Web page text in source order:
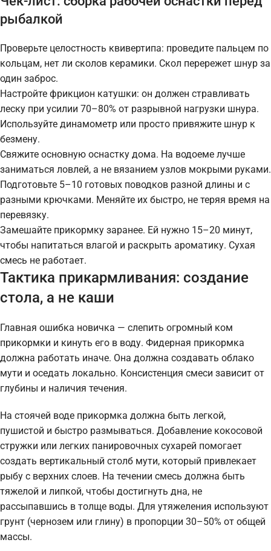
рыбалкой
Проверьте целостность квивертипа: проведите пальцем по
кольцам, нет ли сколов керамики. Скол перережет шнур за
один заброс.
Настройте фрикцион катушки: он должен стравливать
леску при усилии 70–80% от разрывной нагрузки шнура.
Используйте динамометр или просто привяжите шнур к
безмену.
Свяжите основную оснастку дома. На водоеме лучше
заниматься ловлей, а не вязанием узлов мокрыми руками.
Подготовьте 5–10 готовых поводков разной длины и с
разными крючками. Меняйте их быстро, не теряя время на
перевязку.
Замешайте прикормку заранее. Ей нужно 15–20 минут,
чтобы напитаться влагой и раскрыть ароматику. Сухая
смесь не работает.
Тактика прикармливания: создание
стола, а не каши
Главная ошибка новичка — слепить огромный ком
прикормки и кинуть его в воду. Фидерная прикормка
должна работать иначе. Она должна создавать облако
мути и оседать локально. Консистенция смеси зависит от
глубины и наличия течения.
На стоячей воде прикормка должна быть легкой,
пушистой и быстро размываться. Добавление кокосовой
стружки или легких панировочных сухарей помогает
создать вертикальный столб мути, который привлекает
рыбу с верхних слоев. На течении смесь должна быть
тяжелой и липкой, чтобы достигнуть дна, не
рассыпавшись в толще воды. Для утяжеления используют
грунт (чернозем или глину) в пропорции 30–50% от общей
массы.